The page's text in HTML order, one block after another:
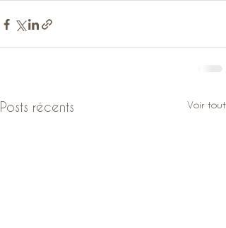
Posts récents Voir tout